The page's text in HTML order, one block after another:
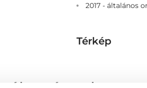
2017 - általános
Térkép